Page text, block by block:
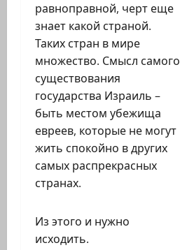
равноправной, черт еще
знает какой страной.
Таких стран в мире
множество. Смысл самого
существования
государства Израиль –
быть местом убежища
евреев, которые не могут
жить спокойно в других
самых распрекрасных
странах.
Из этого и нужно
исходить.